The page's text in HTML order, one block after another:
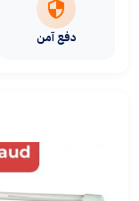
دفع آمن